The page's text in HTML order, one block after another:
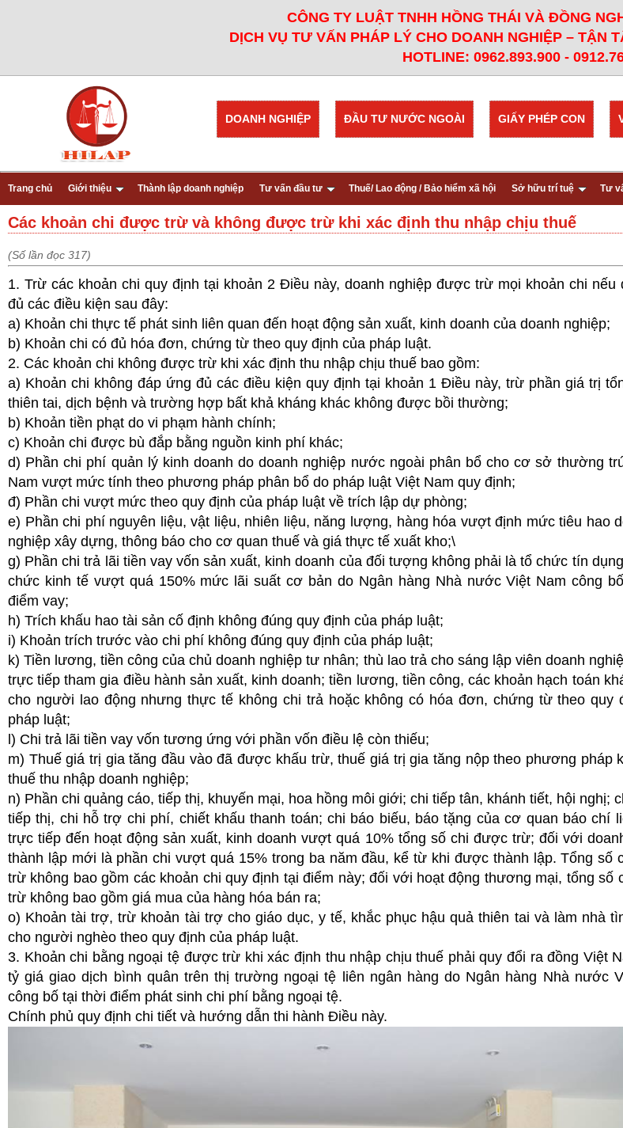
CÔNG TY LUẬT TNHH HỒNG THÁI VÀ ĐỒNG
DỊCH VỤ TƯ VẤN PHÁP LÝ CHO DOANH NGHIỆP – TẬN
HOTLINE: 0962.893.900 -
GIẤY PHÉP CON
ĐẦU TƯ NƯỚC NGOÀI
DOANH NGHIỆP
Trang chủ Giới thiệu Thành lập doanh nghiệp Tư vấn đầu tư Thuế/ Lao động / Bảo hiểm xã hội Sở hữu trí tuệ Tư
Các khoản chi được trừ và không được trừ khi xác định thu nhập chịu thuế
(Số lần đọc 317)
1. Trừ các khoản chi quy định tại khoản 2 Điều này, doanh nghiệp được trừ mọi khoản chi nếu
đủ các điều kiện sau đây:
a) Khoản chi thực tế phát sinh liên quan đến hoạt động sản xuất, kinh doanh của doanh nghiệp;
b) Khoản chi có đủ hóa đơn, chứng từ theo quy định của pháp luật.
2. Các khoản chi không được trừ khi xác định thu nhập chịu thuế bao gồm:
a) Khoản chi không đáp ứng đủ các điều kiện quy định tại khoản 1 Điều này, trừ phần giá trị
thiên tai, dịch bệnh và trường hợp bất khả kháng khác không được bồi thường;
b) Khoản tiền phạt do vi phạm hành chính;
c) Khoản chi được bù đắp bằng nguồn kinh phí khác;
d) Phần chi phí quản lý kinh doanh do doanh nghiệp nước ngoài phân bổ cho cơ sở thường
Nam vượt mức tính theo phương pháp phân bổ do pháp luật Việt Nam quy định;
đ) Phần chi vượt mức theo quy định của pháp luật về trích lập dự phòng;
e) Phần chi phí nguyên liệu, vật liệu, nhiên liệu, năng lượng, hàng hóa vượt định mức tiêu hao
nghiệp xây dựng, thông báo cho cơ quan thuế và giá thực tế xuất kho;\
g) Phần chi trả lãi tiền vay vốn sản xuất, kinh doanh của đối tượng không phải là tổ chức tín
chức kinh tế vượt quá 150% mức lãi suất cơ bản do Ngân hàng Nhà nước Việt Nam công
điểm vay;
h) Trích khấu hao tài sản cố định không đúng quy định của pháp luật;
i) Khoản trích trước vào chi phí không đúng quy định của pháp luật;
k) Tiền lương, tiền công của chủ doanh nghiệp tư nhân; thù lao trả cho sáng lập viên doanh
trực tiếp tham gia điều hành sản xuất, kinh doanh; tiền lương, tiền công, các khoản hạch toán
cho người lao động nhưng thực tế không chi trả hoặc không có hóa đơn, chứng từ theo quy
pháp luật;
l) Chi trả lãi tiền vay vốn tương ứng với phần vốn điều lệ còn thiếu;
m) Thuế giá trị gia tăng đầu vào đã được khấu trừ, thuế giá trị gia tăng nộp theo phương pháp
thuế thu nhập doanh nghiệp;
n) Phần chi quảng cáo, tiếp thị, khuyến mại, hoa hồng môi giới; chi tiếp tân, khánh tiết, hội nghị;
tiếp thị, chi hỗ trợ chi phí, chiết khấu thanh toán; chi báo biếu, báo tặng của cơ quan báo chí
trực tiếp đến hoạt động sản xuất, kinh doanh vượt quá 10% tổng số chi được trừ; đối với
thành lập mới là phần chi vượt quá 15% trong ba năm đầu, kể từ khi được thành lập. Tổng số
trừ không bao gồm các khoản chi quy định tại điểm này; đối với hoạt động thương mại, tổng số
trừ không bao gồm giá mua của hàng hóa bán ra;
o) Khoản tài trợ, trừ khoản tài trợ cho giáo dục, y tế, khắc phục hậu quả thiên tai và làm nhà
cho người nghèo theo quy định của pháp luật.
3. Khoản chi bằng ngoại tệ được trừ khi xác định thu nhập chịu thuế phải quy đổi ra đồng Việt
tỷ giá giao dịch bình quân trên thị trường ngoại tệ liên ngân hàng do Ngân hàng Nhà nước
công bố tại thời điểm phát sinh chi phí bằng ngoại tệ.
Chính phủ quy định chi tiết và hướng dẫn thi hành Điều này.